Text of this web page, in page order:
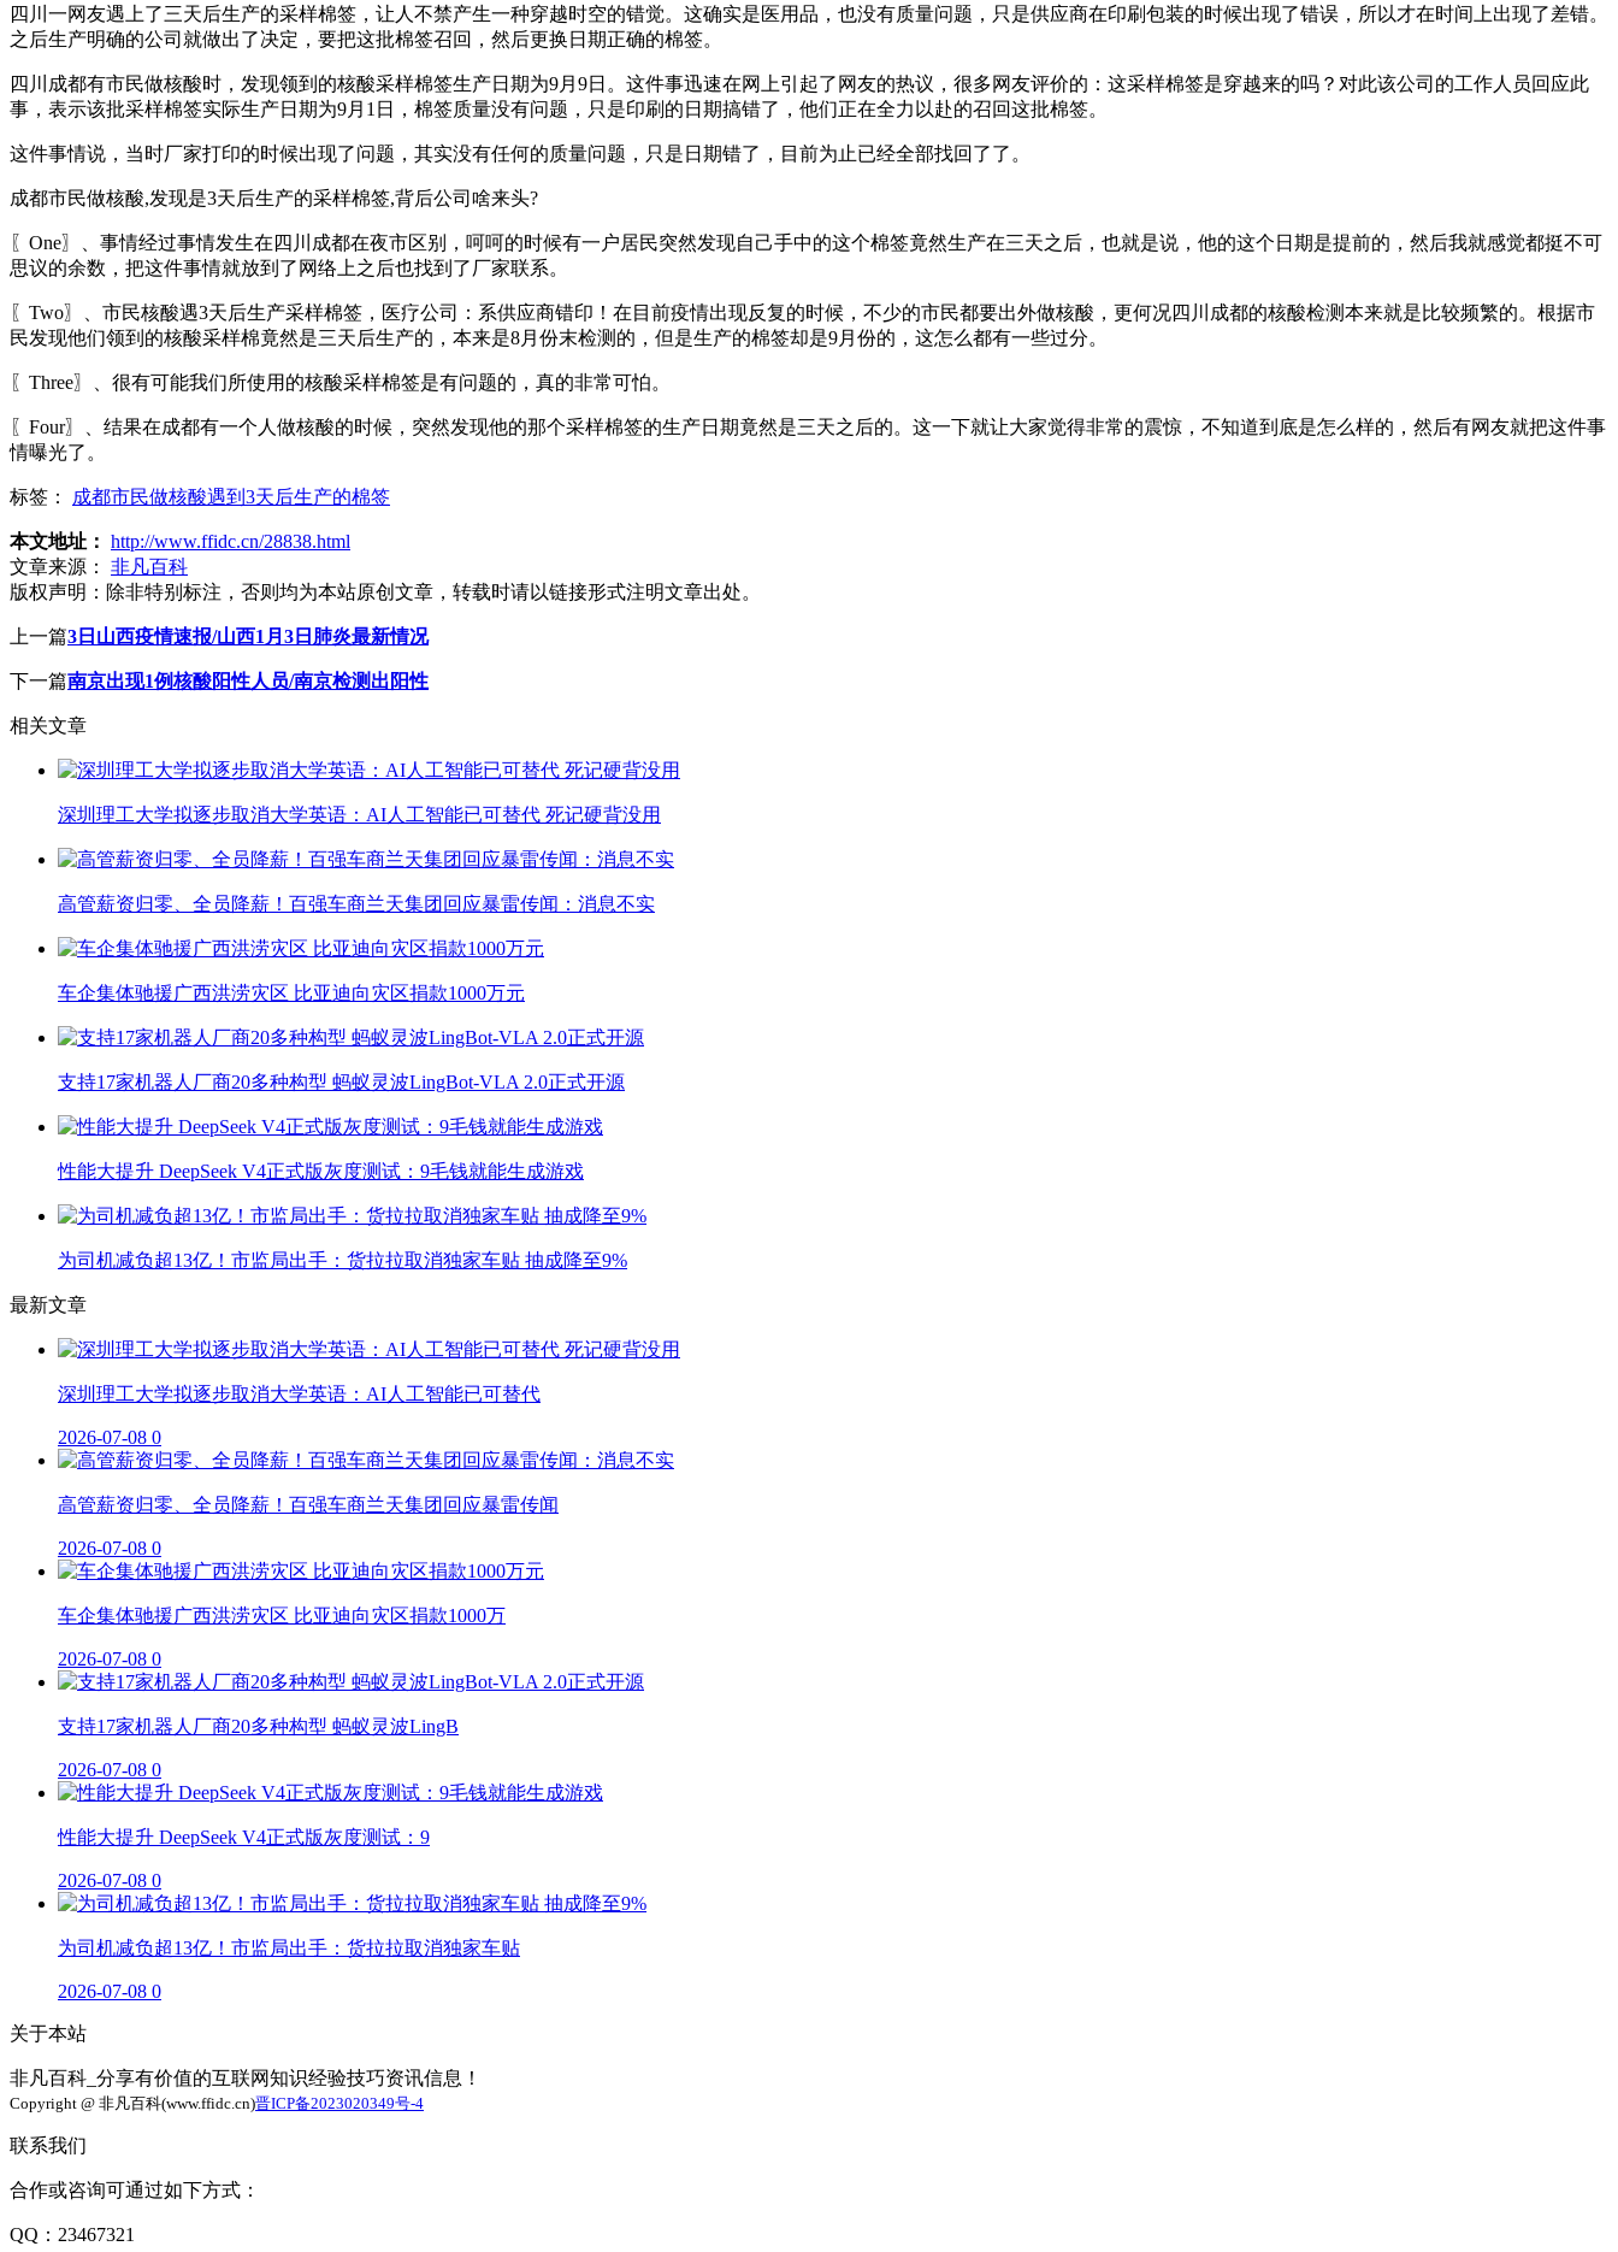
四川一网友遇上了三天后生产的采样棉签，让人不禁产生一种穿越时空的错觉。这确实是医用品，也没有质量问题，只是供应商在印刷包装的时候出现了错误，所以才在时间上出现了差错。
之后生产明确的公司就做出了决定，要把这批棉签召回，然后更换日期正确的棉签。
四川成都有市民做核酸时，发现领到的核酸采样棉签生产日期为9月9日。这件事迅速在网上引起了网友的热议，很多网友评价的：这采样棉签是穿越来的吗？对此该公司的工作人员回应此
事，表示该批采样棉签实际生产日期为9月1日，棉签质量没有问题，只是印刷的日期搞错了，他们正在全力以赴的召回这批棉签。
这件事情说，当时厂家打印的时候出现了问题，其实没有任何的质量问题，只是日期错了，目前为止已经全部找回了了。
成都市民做核酸,发现是3天后生产的采样棉签,背后公司啥来头?
〖One〗、事情经过事情发生在四川成都在夜市区别，呵呵的时候有一户居民突然发现自己手中的这个棉签竟然生产在三天之后，也就是说，他的这个日期是提前的，然后我就感觉都挺不可
思议的余数，把这件事情就放到了网络上之后也找到了厂家联系。
〖Two〗、市民核酸遇3天后生产采样棉签，医疗公司：系供应商错印！在目前疫情出现反复的时候，不少的市民都要出外做核酸，更何况四川成都的核酸检测本来就是比较频繁的。根据市
民发现他们领到的核酸采样棉竟然是三天后生产的，本来是8月份末检测的，但是生产的棉签却是9月份的，这怎么都有一些过分。
〖Three〗、很有可能我们所使用的核酸采样棉签是有问题的，真的非常可怕。
〖Four〗、结果在成都有一个人做核酸的时候，突然发现他的那个采样棉签的生产日期竟然是三天之后的。这一下就让大家觉得非常的震惊，不知道到底是怎么样的，然后有网友就把这件事
情曝光了。
标签： 成都市民做核酸遇到3天后生产的棉签
本文地址： http://www.ffidc.cn/28838.html
文章来源：
非凡百科
版权声明： 除非特别标注，否则均为本站原创文章，转载时请以链接形式注明文章出处。
上一篇3日山西疫情速报/山西1月3日肺炎最新情况
下一篇南京出现1例核酸阳性人员/南京检测出阳性
相关文章
深圳理工大学拟逐步取消大学英语：AI人工智能已可替代 死记硬背没用
高管薪资归零、全员降薪！百强车商兰天集团回应暴雷传闻：消息不实
车企集体驰援广西洪涝灾区 比亚迪向灾区捐款1000万元
支持17家机器人厂商20多种构型 蚂蚁灵波LingBot-VLA 2.0正式开源
性能大提升 DeepSeek V4正式版灰度测试：9毛钱就能生成游戏
为司机减负超13亿！市监局出手：货拉拉取消独家车贴 抽成降至9%
最新文章
深圳理工大学拟逐步取消大学英语：AI人工智能已可替代
2026-07-08 0
高管薪资归零、全员降薪！百强车商兰天集团回应暴雷传闻
2026-07-08 0
车企集体驰援广西洪涝灾区 比亚迪向灾区捐款1000万
2026-07-08 0
支持17家机器人厂商20多种构型 蚂蚁灵波LingB
2026-07-08 0
性能大提升 DeepSeek V4正式版灰度测试：9
2026-07-08 0
为司机减负超13亿！市监局出手：货拉拉取消独家车贴
2026-07-08 0
关于本站
非凡百科_分享有价值的互联网知识经验技巧资讯信息！
Copyright @ 非凡百科(www.ffidc.cn)晋ICP备2023020349号-4
联系我们
合作或咨询可通过如下方式：
QQ：23467321